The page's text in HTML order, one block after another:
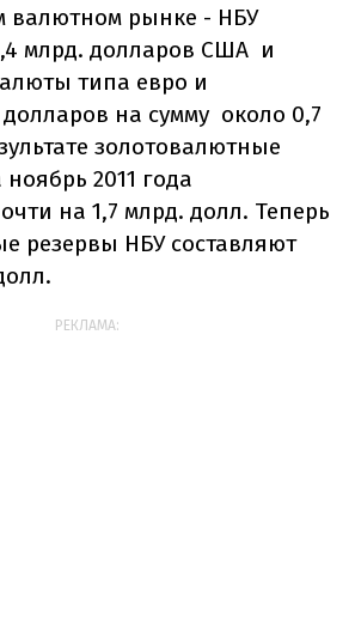
валютном рынке - НБУ
млрд. долларов США и
типа евро и
на сумму около 0,7
золотовалютные
2011 года
на 1,7 млрд. долл. Теперь
резервы НБУ составляют
РЕКЛАМА: